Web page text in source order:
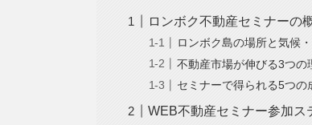
ロンボク不動産セミナーの
ロンボク島の場所と気候
不動産市場が伸びる3つの
セミナーで得られる5つの
WEB不動産セミナー参加ス